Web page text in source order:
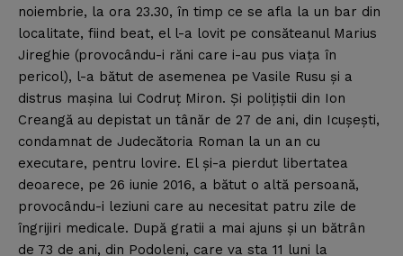
noiembrie, la ora 23.30, în timp ce se afla la un bar din
localitate, fiind beat, el l-a lovit pe consăteanul Marius
Jireghie (provocându-i răni care i-au pus viaţa în
pericol), l-a bătut de asemenea pe Vasile Rusu şi a
distrus maşina lui Codruţ Miron. Şi poliţiştii din Ion
Creangă au depistat un tânăr de 27 de ani, din Icuşeşti,
condamnat de Judecătoria Roman la un an cu
executare, pentru lovire. El şi-a pierdut libertatea
deoarece, pe 26 iunie 2016, a bătut o altă persoană,
provocându-i leziuni care au necesitat patru zile de
îngrijiri medicale. După gratii a mai ajuns şi un bătrân
de 73 de ani, din Podoleni, care va sta 11 luni la